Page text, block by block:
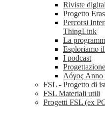
Riviste
Progetto
Percorsi
ThingLink
La
Esploriamo
I podcast
Λóγος
FSL - Progetto di
FSL Materiali utili
Progetti FSL (ex